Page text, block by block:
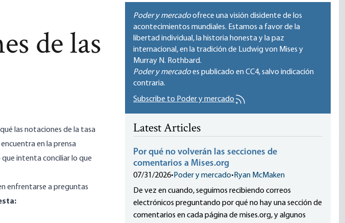
de las
this page
las notaciones de la tasa
en la prensa
que intenta conciliar lo que
enfrentarse a preguntas
Poder y mercadoofrece una visión disidente de los
acontecimientos mundiales. Estamos a favor de la
libertad individual, la historia honesta y la paz
internacional, en la tradición de Ludwig von Mises y
Murray N. Rothbard.
Poder y mercadoes publicado enCC4, salvo indicación
contraria.
Subscribe to Poder y mercado
Latest Articles
Por qué no volverán las secciones de
comentarios a Mises.org
07/31/2026• Poder y mercado• Ryan McMaken
De vez en cuando, seguimos recibiendo correos
electrónicos preguntando por qué no hay una sección de
comentarios en cada página de mises.org, y algunos